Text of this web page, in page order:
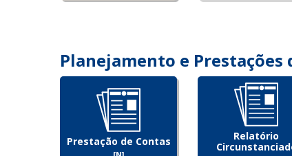
Planejamento e Prestações
Prestação de Contas
Relatório